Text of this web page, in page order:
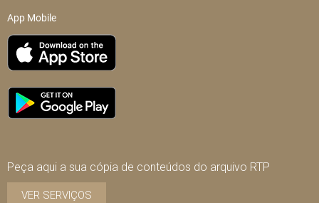
App Mobile
Peça aqui a sua cópia de conteúdos do arquivo RTP
VER SERVIÇOS